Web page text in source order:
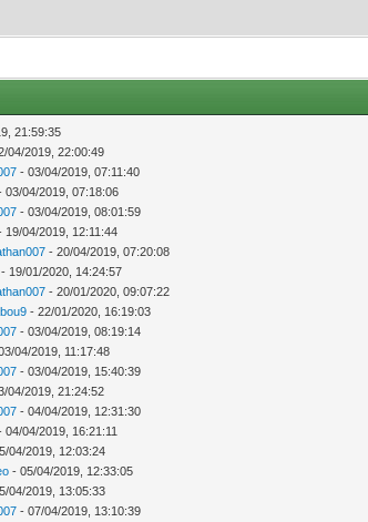
21:59:35
04/2019, 22:00:49
- 03/04/2019, 07:11:40
03/04/2019, 07:18:06
- 03/04/2019, 08:01:59
19/04/2019, 12:11:44
- 20/04/2019, 07:20:08
- 19/01/2020, 14:24:57
- 20/01/2020, 09:07:22
- 22/01/2020, 16:19:03
- 03/04/2019, 08:19:14
04/2019, 11:17:48
- 03/04/2019, 15:40:39
04/2019, 21:24:52
- 04/04/2019, 12:31:30
04/04/2019, 16:21:11
04/2019, 12:03:24
- 05/04/2019, 12:33:05
04/2019, 13:05:33
- 07/04/2019, 13:10:39